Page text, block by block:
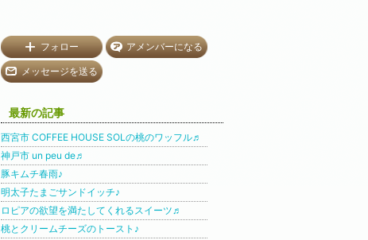
フォロー アメンバーになる
メッセージを送る
最新の記事
西宮市 COFFEE HOUSE SOLの桃のワッフル♬
神戸市 un peu de♬
豚キムチ春雨♪
明太子たまごサンドイッチ♪
ロピアの欲望を満たしてくれるスイーツ♬
桃とクリームチーズのトースト♪